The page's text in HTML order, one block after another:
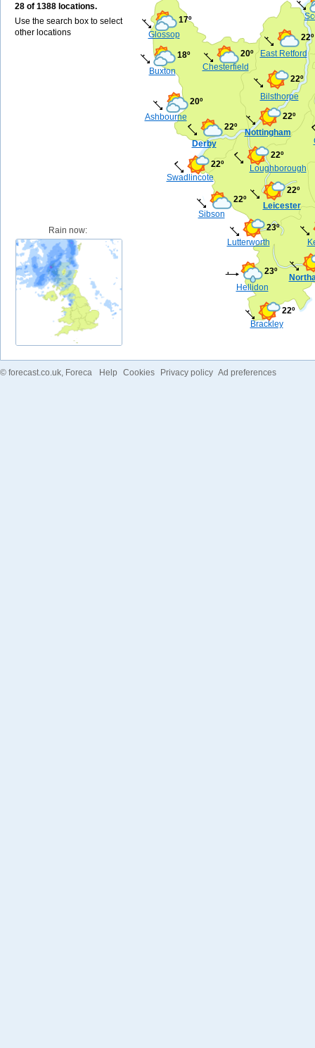
28 of 1388 locations.
Use the search box to select
other locations
Leicester
22º
Nottingham
22º
Derby
22º
Chesterfield
20º
Loughborough
22º
Swadlincote
22º
Glossop
17º
East Retford
22º
Buxton
18º
Brackley
22º
Lutterworth
23º
Ashbourne
20º Bilsthorpe
22º
Sibson
22º
Hellidon
23º
Rain now:
© forecast.co.uk , Foreca Help Cookies Privacy policy Ad preferences